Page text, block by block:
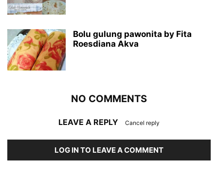
Bolu gulung pawonita by Fita
Roesdiana Akva
NO COMMENTS
LEAVE A REPLY Cancel reply
LOG IN TO LEAVE A COMMENT